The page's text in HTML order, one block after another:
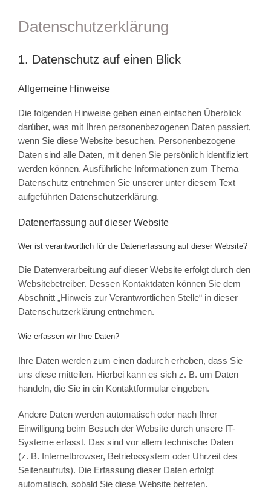
Datenschutz­erklärung
1. Datenschutz auf einen Blick
Allgemeine Hinweise
Die folgenden Hinweise geben einen einfachen Überblick
darüber, was mit Ihren personenbezogenen Daten passiert,
wenn Sie diese Website besuchen. Personenbezogene
Daten sind alle Daten, mit denen Sie persönlich identifiziert
werden können. Ausführliche Informationen zum Thema
Datenschutz entnehmen Sie unserer unter diesem Text
aufgeführten Datenschutzerklärung.
Datenerfassung auf dieser Website
Wer ist verantwortlich für die Datenerfassung auf dieser Website?
Die Datenverarbeitung auf dieser Website erfolgt durch den
Websitebetreiber. Dessen Kontaktdaten können Sie dem
Abschnitt „Hinweis zur Verantwortlichen Stelle“ in dieser
Datenschutzerklärung entnehmen.
Wie erfassen wir Ihre Daten?
Ihre Daten werden zum einen dadurch erhoben, dass Sie
uns diese mitteilen. Hierbei kann es sich z. B. um Daten
handeln, die Sie in ein Kontaktformular eingeben.
Andere Daten werden automatisch oder nach Ihrer
Einwilligung beim Besuch der Website durch unsere IT-
Systeme erfasst. Das sind vor allem technische Daten
(z. B. Internetbrowser, Betriebssystem oder Uhrzeit des
Seitenaufrufs). Die Erfassung dieser Daten erfolgt
automatisch, sobald Sie diese Website betreten.